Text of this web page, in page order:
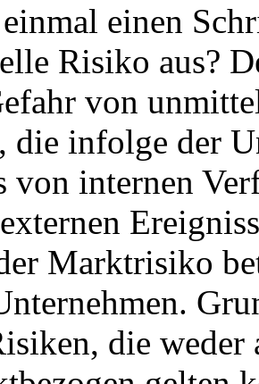
einen
Risiko aus?
von
die infolge der
von internen
Marktrisiko
die